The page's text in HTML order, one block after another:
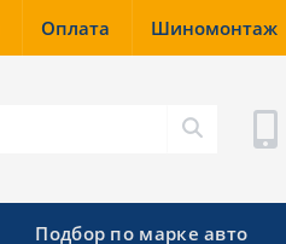
Оплата Шиномонтаж
Подбор по марке авто